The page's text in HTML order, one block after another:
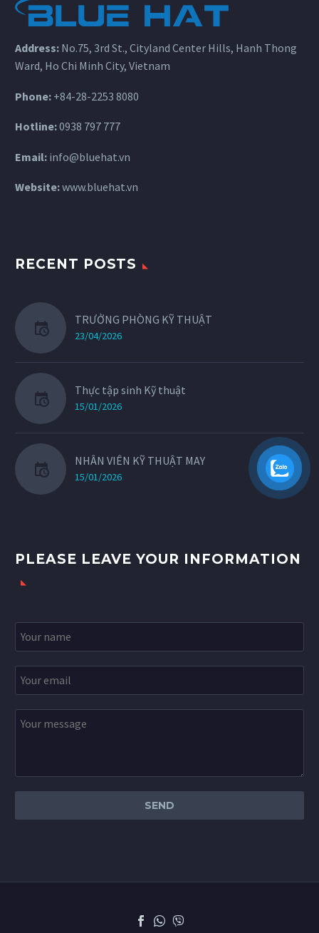
Address: No.75, 3rd St., Cityland Center Hills, Hanh Thong
Ward, Ho Chi Minh City, Vietnam
Phone: +84-28-2253 8080
Hotline:0938 797 777
Email: info@bluehat.vn
Website:www.bluehat.vn
RECENT POSTS
TRƯỞNG PHÒNG KỸ THUẬT
23/04/2026
Thực tập sinh Kỹ thuật
15/01/2026
NHÂN VIÊN KỸ THUẬT MAY
15/01/2026
PLEASE LEAVE YOUR INFORMATION